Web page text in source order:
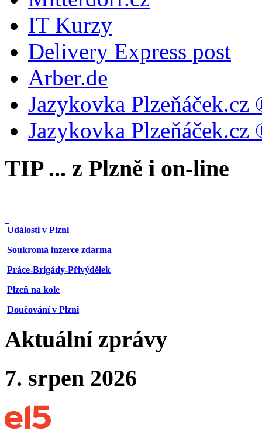
IT Kurzy
Delivery Express post
Arber.de
Jazykovka
Jazykovka
TIP ... z Plzně i on-line
Události v Plzni
Soukromá inzerce zdarma
Práce-Brigády-Přivýdělek
Plzeň na kole
Doučování v Plzni
Aktuální zprávy
7. srpen 2026